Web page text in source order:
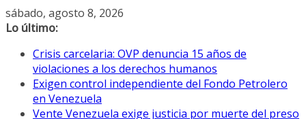
Saltar
al
sábado, agosto 8, 2026
Lo último:
Crisis carcelaria: OVP denuncia 15 años de
violaciones a los derechos humanos
Exigen control independiente del Fondo Petrolero
en Venezuela
Vente Venezuela exige justicia por muerte del preso